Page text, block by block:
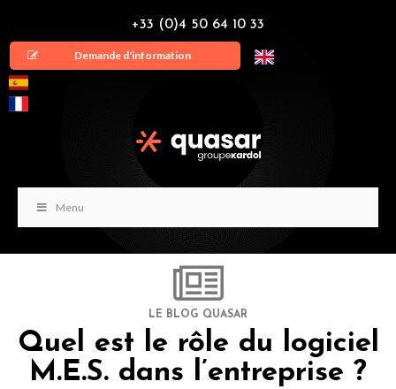
+33 (0)4 50 64 10 33
Demande d'information
Menu
LE BLOG QUASAR
Quel est le rôle du logiciel
M.E.S. dans l’entreprise ?